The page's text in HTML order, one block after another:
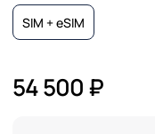
SIM + eSIM
54 500 ₽